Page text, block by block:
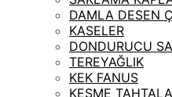
DAMLA DESEN
KASELER
DONDURUCU
TEREYAĞLIK
KEK FANUS
KESME